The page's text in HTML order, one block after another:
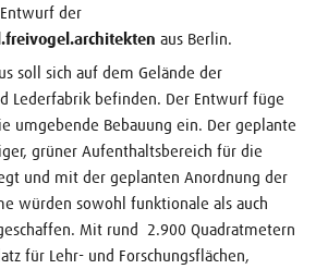
der
aus Berlin.
soll sich auf dem Gelände der
Lederfabrik befinden. Der Entwurf füge
umgebende Bebauung ein. Der geplante
grüner Aufenthaltsbereich für die
und mit der geplanten Anordnung der
würden sowohl funktionale als auch
Mit rund 2.900 Quadratmetern
für Lehr- und Forschungsflächen,